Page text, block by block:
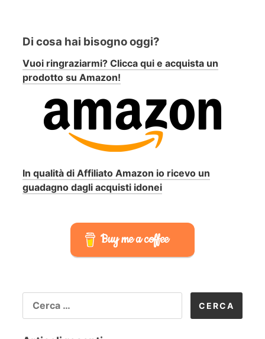
Di cosa hai bisogno oggi?
Vuoi ringraziarmi? Clicca qui e acquista un
prodotto su Amazon!
In qualità di Affiliato Amazon io ricevo un
guadagno dagli acquisti idonei
Buy me a coffee
PER: